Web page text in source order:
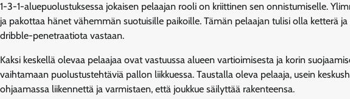
1-3-1-aluepuolustuksessa jokaisen pelaajan rooli on kriittinen sen onnistumiselle.
ja pakottaa hänet vähemmän suotuisille paikoille. Tämän pelaajan tulisi olla ketterä
dribble-penetraatiota vastaan.
Kaksi keskellä olevaa pelaajaa ovat vastuussa alueen vartioimisesta ja korin
vaihtamaan puolustustehtäviä pallon liikkuessa. Taustalla oleva pelaaja, usein
ohjaamassa liikennettä ja varmistaen, että joukkue säilyttää rakenteensa.